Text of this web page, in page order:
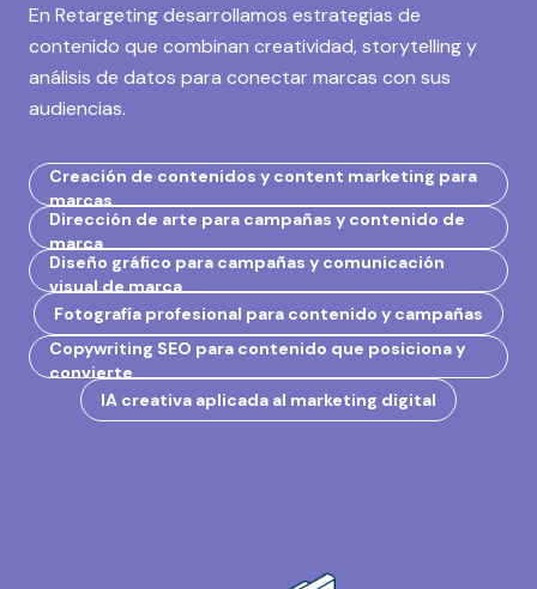
En Retargeting desarrollamos estrategias de
contenido que combinan creatividad, storytelling y
análisis de datos para conectar marcas con sus
audiencias.
Creación de contenidos y content marketing para
marcas
Dirección de arte para campañas y contenido de
marca
Diseño gráfico para campañas y comunicación
visual de marca
Fotografía profesional para contenido y campañas
Copywriting SEO para contenido que posiciona y
convierte
IA creativa aplicada al marketing digital